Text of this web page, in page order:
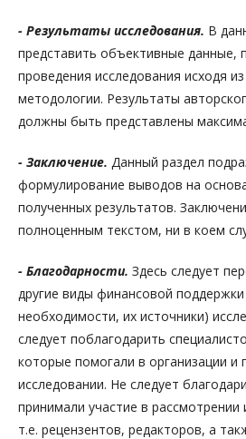
- Результаты исследования. В
представить объективные данные,
проведения исследования исходя
методологии. Результаты
должны быть представлены
- Заключение. Данный раздел
формулирование выводов на
полученных результатов.
полноценным текстом, ни в коем
- Благодарности. Здесь следует
другие виды финансовой
необходимости, их источники)
следует поблагодарить
которые помогали в организации и
исследовании. Не следует
принимали участие в рассмотрении
т.е. рецензентов, редакторов, а